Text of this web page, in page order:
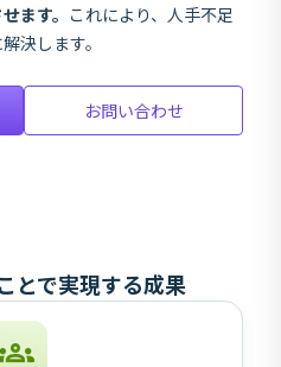
ます。 これにより、人手不足
決します。
お問い合わせ
とで実現する成果